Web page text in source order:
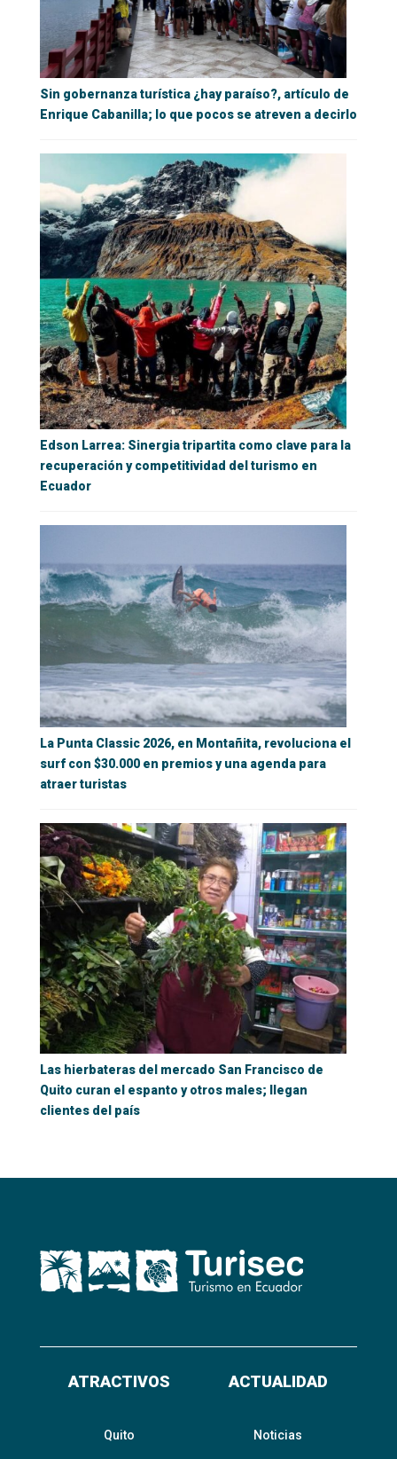
Sin gobernanza turística ¿hay paraíso?, artículo de
Enrique Cabanilla; lo que pocos se atreven a decirlo
Edson Larrea: Sinergia tripartita como clave para la
recuperación y competitividad del turismo en
Ecuador
La Punta Classic 2026, en Montañita, revoluciona el
surf con $30.000 en premios y una agenda para
atraer turistas
Las hierbateras del mercado San Francisco de
Quito curan el espanto y otros males; llegan
clientes del país
ATRACTIVOS
Quito
ACTUALIDAD
Noticias